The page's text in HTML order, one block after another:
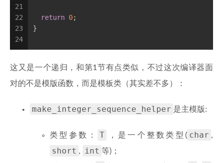
21
22
23
24
return 0;
}
这又是一个递归，和第1节有点类似，不过这次编译器面
对的不是模版函数，而是模板类（其实差不多）：
make_integer_sequence_helper 是主模版:
类型参数： T ，是一个整数类型( char ,
short , int 等)；